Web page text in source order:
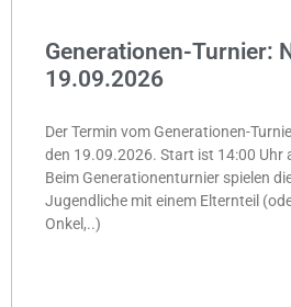
Generationen-Turnier:
19.09.2026
Der Termin vom Generationen-
den 19.09.2026. Start ist 14:00 Uhr
Beim Generationenturnier spielen
Jugendliche mit einem Elternteil
Onkel,..)